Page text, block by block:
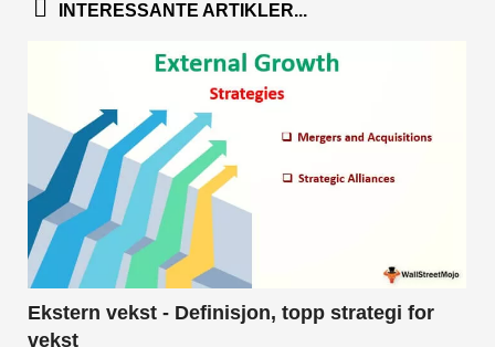
INTERESSANTE ARTIKLER...
Ekstern vekst - Definisjon, topp strategi for
vekst